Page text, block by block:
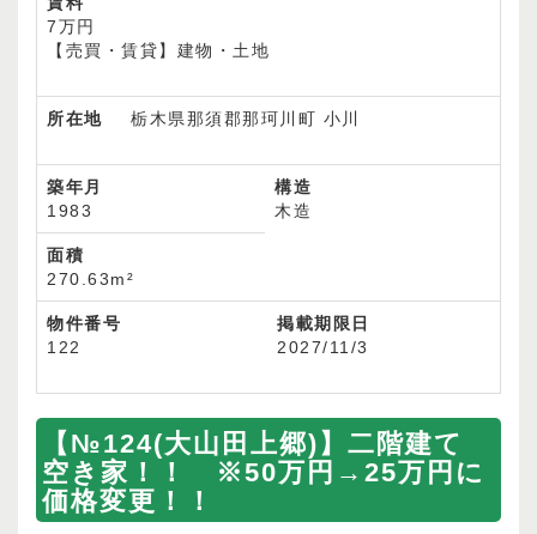
7万円
【売買・賃貸】建物・土地
所在地 栃木県那須郡那珂川町 小川
築年月
1983
構造
木造
面積
270.63m²
物件番号
122
掲載期限日
2027/11/3
【№124(大山田上郷)】二階建て
空き家！！ ※50万円→25万円に
価格変更！！